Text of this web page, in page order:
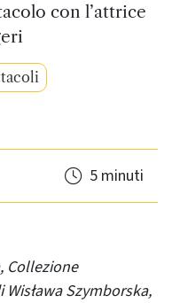
con l’attrice
5 minuti
Collezione
Szymborska,